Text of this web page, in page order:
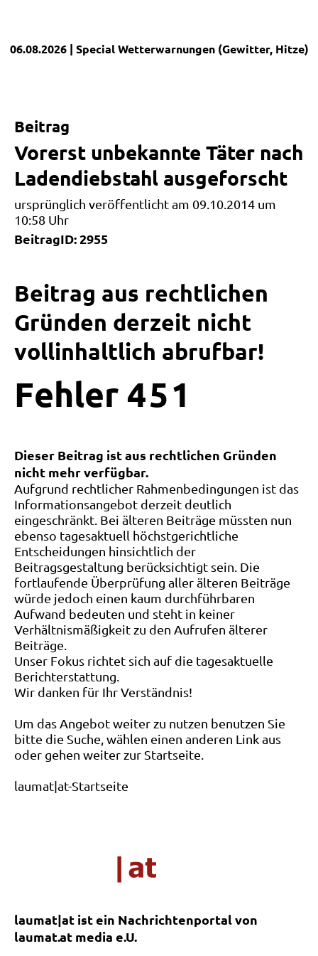
06.08.2026 | SpecialWetterwarnungen (Gewitter, Hitze)
Beitrag
Vorerst unbekannte Täter nach
Ladendiebstahl ausgeforscht
ursprünglich veröffentlicht am 09.10.2014 um
10:58 Uhr
BeitragID: 2955
Beitrag aus rechtlichen
Gründen derzeit nicht
vollinhaltlich abrufbar!
Fehler 4 5 1
Dieser Beitrag ist aus rechtlichen Gründen
nicht mehr verfügbar.
Aufgrund rechtlicher Rahmenbedingungen ist das
Informationsangebot derzeit deutlich
eingeschränkt. Bei älteren Beiträge müssten nun
ebenso tagesaktuell höchstgerichtliche
Entscheidungen hinsichtlich der
Beitragsgestaltung berücksichtigt sein. Die
fortlaufende Überprüfung aller älteren Beiträge
würde jedoch einen kaum durchführbaren
Aufwand bedeuten und steht in keiner
Verhältnismäßigkeit zu den Aufrufen älterer
Beiträge.
Unser Fokus richtet sich auf die tagesaktuelle
Berichterstattung.
Wir danken für Ihr Verständnis!
Um das Angebot weiter zu nutzen benutzen Sie
bitte die Suche, wählen einen anderen Link aus
oder gehen weiter zur Startseite.
laumat|at-Startseite
laumat|at ist ein Nachrichtenportal von
laumat.at media e.U.